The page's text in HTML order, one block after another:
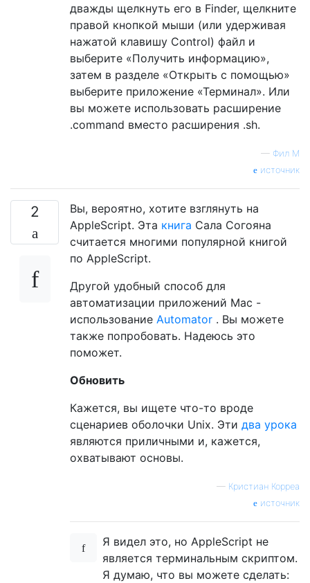
дважды щелкнуть его в Finder, щелкните
правой кнопкой мыши (или удерживая
нажатой клавишу Control) файл и
выберите «Получить информацию»,
затем в разделе «Открыть с помощью»
выберите приложение «Терминал». Или
вы можете использовать расширение
.command вместо расширения .sh.
— Фил М
источник
2
Вы, вероятно, хотите взглянуть на
AppleScript. Эта книга Сала Согояна
считается многими популярной книгой
по AppleScript.
Другой удобный способ для
автоматизации приложений Mac -
использование Automator . Вы можете
также попробовать. Надеюсь это
поможет.
Обновить
Кажется, вы ищете что-то вроде
сценариев оболочки Unix. Эти два урока
являются приличными и, кажется,
охватывают основы.
— Кристиан Корреа
источник
Я видел это, но AppleScript не
является терминальным скриптом.
Я думаю, что вы можете сделать: